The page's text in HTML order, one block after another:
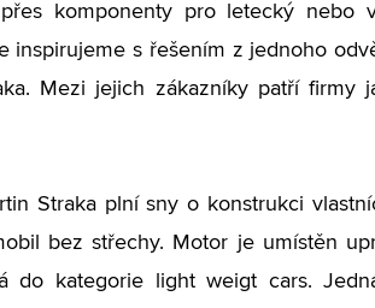
komponenty pro letecký nebo
inspirujeme s řešením z jednoho
Mezi jejich zákazníky patří firmy
Straka plní sny o konstrukci
bez střechy. Motor je umístěn
do kategorie light weigt cars.